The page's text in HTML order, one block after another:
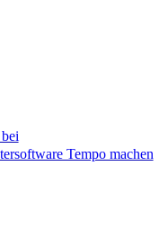
Tempo machen